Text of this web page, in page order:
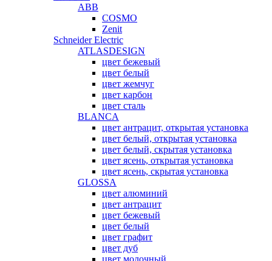
ABB
COSMO
Zenit
Schneider Electric
ATLASDESIGN
цвет бежевый
цвет белый
цвет жемчуг
цвет карбон
цвет сталь
BLANCA
цвет антрацит, открытая установка
цвет белый, открытая установка
цвет белый, скрытая установка
цвет ясень, открытая установка
цвет ясень, скрытая установка
GLOSSA
цвет алюминий
цвет антрацит
цвет бежевый
цвет белый
цвет графит
цвет дуб
цвет молочный